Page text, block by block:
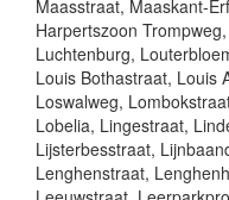
Maasstraat, Maaskant-
Harpertszoon
Luchtenburg,
Louis Bothastraat, Louis
Loswalweg,
Lobelia, Lingestraat,
Lijsterbesstraat,
Lenghenstraat,